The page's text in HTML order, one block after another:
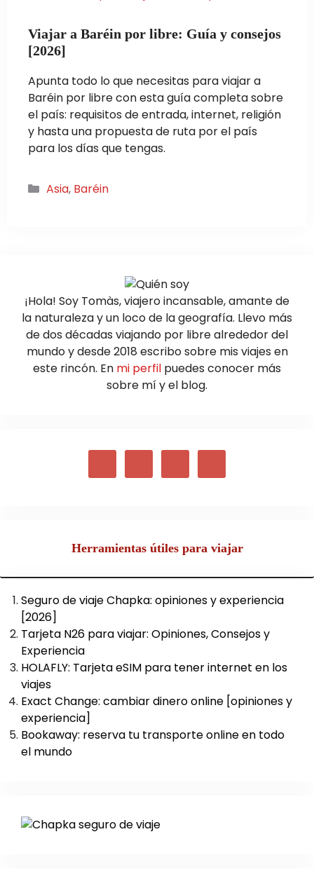
Viajar a Baréin por libre: Guía y consejos
[2026]
Apunta todo lo que necesitas para viajar a
Baréin por libre con esta guía completa sobre
el país: requisitos de entrada, internet, religión
y hasta una propuesta de ruta por el país
para los días que tengas.
Categorías
Asia, Baréin
¡Hola! Soy Tomàs, viajero incansable, amante de
la naturaleza y un loco de la geografía. Llevo más
de dos décadas viajando por libre alrededor del
mundo y desde 2018 escribo sobre mis viajes en
este rincón. En mi perfil puedes conocer más
sobre mí y el blog.
Herramientas útiles para viajar
Seguro de viaje Chapka: opiniones y experiencia
[2026]
Tarjeta N26 para viajar: Opiniones, Consejos y
Experiencia
HOLAFLY: Tarjeta eSIM para tener internet en los
viajes
Exact Change: cambiar dinero online [opiniones y
experiencia]
Bookaway: reserva tu transporte online en todo
el mundo